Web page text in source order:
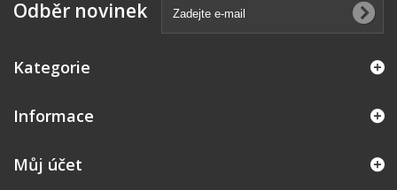
Odběr novinek
Kategorie
Informace
Můj účet